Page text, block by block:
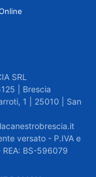
SRL
| Brescia
1 | 25010 | San
versato - P.IVA e
BS-596079